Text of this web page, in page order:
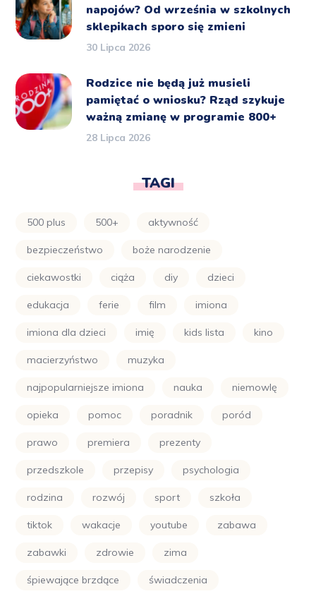
napojów? Od września w szkolnych
sklepikach sporo się zmieni
30 Lipca 2026
Rodzice nie będą już musieli
pamiętać o wniosku? Rząd szykuje
ważną zmianę w programie 800+
28 Lipca 2026
TAGI
500 plus 500+ aktywność
bezpieczeństwo boże narodzenie
ciekawostki ciąża diy dzieci
edukacja ferie film imiona
imiona dla dzieci imię kids lista kino
macierzyństwo muzyka
najpopularniejsze imiona nauka niemowlę
opieka pomoc poradnik poród
prawo premiera prezenty
przedszkole przepisy psychologia
rodzina rozwój sport szkoła
tiktok wakacje youtube zabawa
zabawki zdrowie zima
śpiewające brzdące świadczenia